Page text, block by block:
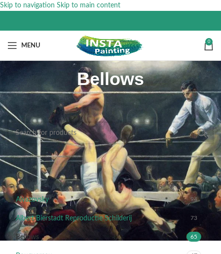
Skip to navigation Skip to main content
MENU
0
Bellows
ARTIESTEN
Aivazovsky 94
Albert Bierstadt Reproductie Schilderij 73
Bellows 65